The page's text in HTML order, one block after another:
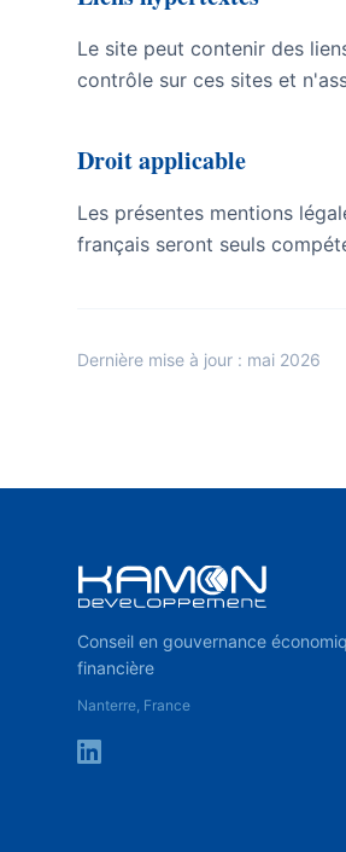
Le site peut contenir des
contrôle sur ces sites et
Droit applicable
Les présentes mentions
français seront seuls
Dernière mise à jour : mai 2026
Conseil en gouvernance
financière
Nanterre, France